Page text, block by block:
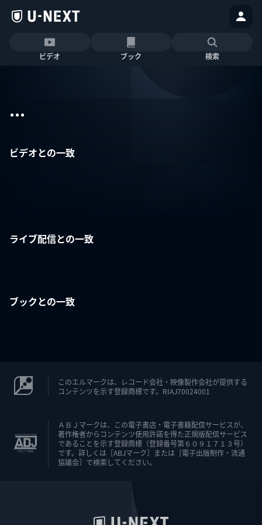
ビデオ ブック 検索
...
ビデオとの一致
ライブ配信との一致
ブックとの一致
このエルマークは、レコード会社・映像製作会社が提供する
コンテンツを示す登録商標です。RIAJ70024001
ＡＢＪマークは、この電子書店・電子書籍配信サービスが、
著作権者からコンテンツ使用許諾を得た正規版配信サービス
であることを示す登録商標（登録番号第６０９１７１３号）
です。詳しくは［ABJマーク］または［電子出版制作・流通
協議会］で検索してください。